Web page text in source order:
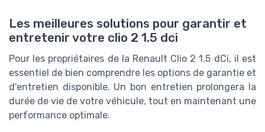
Les meilleures solutions pour garantir et
entretenir votre clio 2 1.5 dci
Pour les propriétaires de la Renault Clio 2 1.5 dCi, il est
essentiel de bien comprendre les options de garantie et
d'entretien disponible. Un bon entretien prolongera la
durée de vie de votre véhicule, tout en maintenant une
performance optimale.